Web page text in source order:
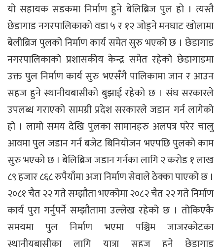
यो सहायक सडकमा निर्माण हुने बेलिब्रिज पुल हो । त्यस्तै
छेडागाड नगरपालिकाको वडा ५ र १२ जोड्ने मनघाट खोलामा
बेलीब्रिज पुलको निर्माण कार्य समेत सुरु भएको छ । छेडागाड
नगरपालिकाको प्रशासकीय केन्द्र समेत रहेको छेडागाडमा
उक्त पुल निर्माण कार्य सुरु भएसँगै पालिकामा जान र आउन
सहज हुने स्थानीयबासीको बुझाई रहेको छ । संघ सरकारले
उपलब्ध गराएको सामग्री प्रदेश सरकारले जडान गर्न लागेको
हो । लामो समय देखि पुलका सामानहरु अलपत्र परेर चालु
आवमा पुल जडान गर्न बजेट बिनियोजन भएपछि पुलको काम
सुरु भएको छ । बेलिब्रिज जडान गर्नका लागि २ करोड १ लाख
८९ हजार ८६८ रुपैयाँमा अजा निर्माण सेवाले ठेक्का पाएको छ ।
२०८१ चैत २२ गते सम्झौता भएकोमा २०८२ चैत २२ गते निर्माण
कार्य पुरा गर्नुपर्ने सम्झौतामा उल्लेख रहेको छ । तोकिएकै
समयमा पुल निर्माण भएमा पश्चिम जाजरकोटका